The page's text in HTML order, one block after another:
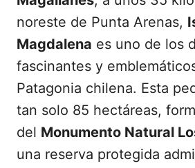
noreste de Punta Arenas,
Magdalena es uno de los
fascinantes y
Patagonia chilena. Esta
tan solo 85 hectáreas,
del Monumento Natural
una reserva protegida